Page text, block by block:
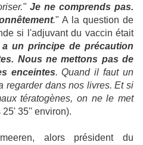
Je ne comprends pas.
." A la question de
si l'adjuvant du vaccin était
un principe de précaution
Nous ne mettons pas de
enceintes. Quand il faut un
regarder dans nos livres. Et si
tératogènes, on ne le met
25' 35'' environ).
alors président du